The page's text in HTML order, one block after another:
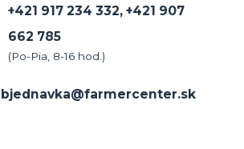
+421 917 234 332, +421 907
662 785
(Po-Pia, 8-16 hod.)